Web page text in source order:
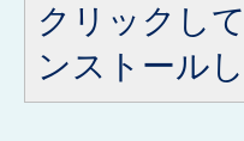
クリックし
ンストール